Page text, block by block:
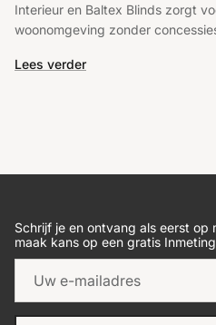
Interieur en Baltex Blinds zorgt
woonomgeving zonder
Lees verder
Schrijf je en ontvang als eerst op
maak kans op een gratis